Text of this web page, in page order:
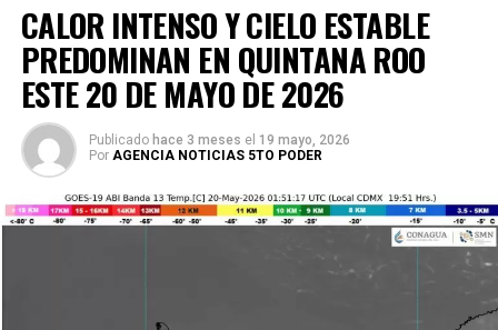
CALOR INTENSO Y CIELO ESTABLE
PREDOMINAN EN QUINTANA ROO
ESTE 20 DE MAYO DE 2026
Publicado hace 3 meses el 19 mayo, 2026
Por AGENCIA NOTICIAS 5TO PODER